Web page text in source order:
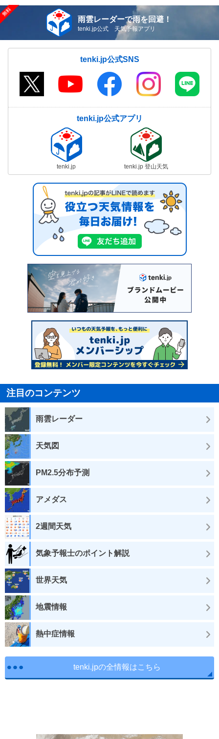
雨雲レーダーで雨を回避！
tenki.jp公式 天気予報アプリ
tenki.jp公式SNS
tenki.jp公式アプリ
tenki.jp tenki.jp 登山天気
注目のコンテンツ
雨雲レーダー
天気図
PM2.5分布予測
アメダス
2週間天気
気象予報士のポイント解説
世界天気
地震情報
熱中症情報
tenki.jpの全情報はこちら